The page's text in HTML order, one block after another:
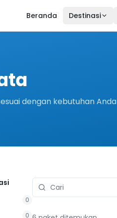
Beranda Destinasi
dengan kebutuhan Anda
0
0